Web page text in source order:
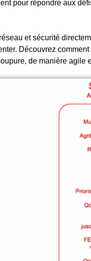
pour répondre aux
et sécurité
Découvrez
de manière agile